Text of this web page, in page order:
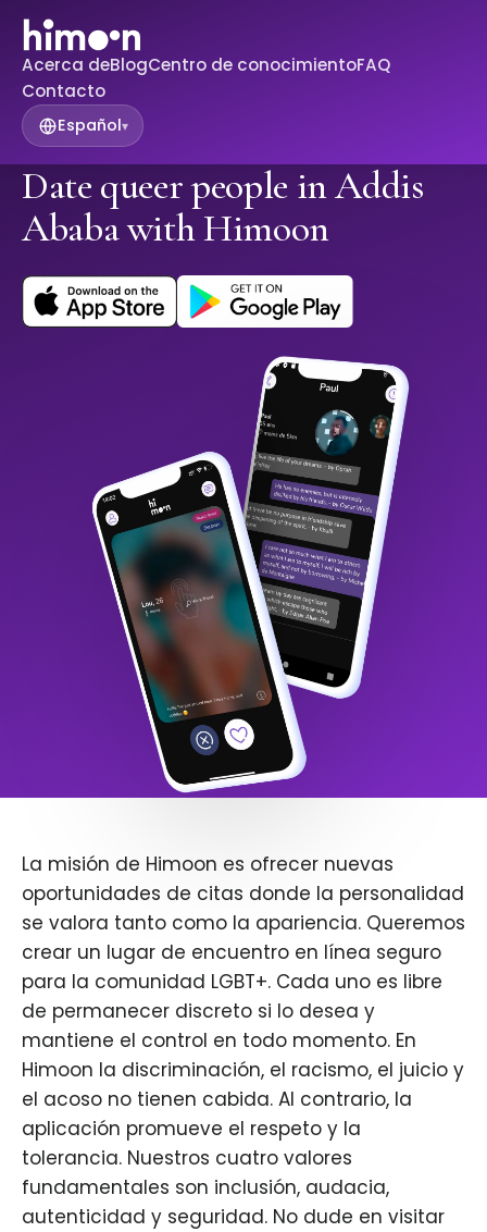
Acerca deBlogCentro de conocimientoFAQ
Contacto
Español▾
Date queer people in Addis
Ababa with Himoon
La misión de Himoon es ofrecer nuevas
oportunidades de citas donde la personalidad
se valora tanto como la apariencia. Queremos
crear un lugar de encuentro en línea seguro
para la comunidad LGBT+. Cada uno es libre
de permanecer discreto si lo desea y
mantiene el control en todo momento. En
Himoon la discriminación, el racismo, el juicio y
el acoso no tienen cabida. Al contrario, la
aplicación promueve el respeto y la
tolerancia. Nuestros cuatro valores
fundamentales son inclusión, audacia,
autenticidad y seguridad. No dude en visitar